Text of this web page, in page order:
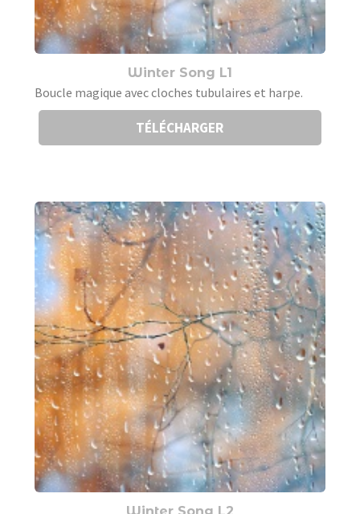
Winter Song L1
Boucle magique avec cloches tubulaires et harpe.
TÉLÉCHARGER